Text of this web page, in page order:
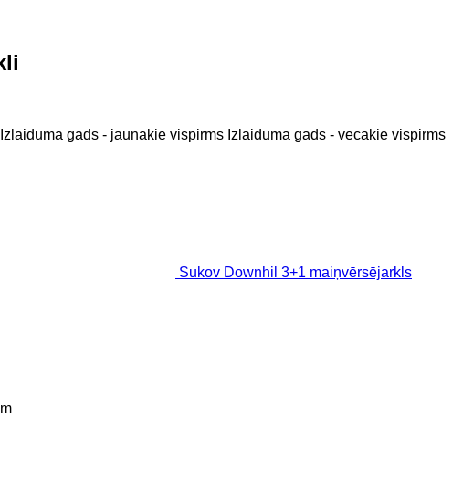
Izlaiduma gads - jaunākie vispirms Izlaiduma gads - vecākie vispirms
Sukov Downhil 3+1 maiņvērsējarkls